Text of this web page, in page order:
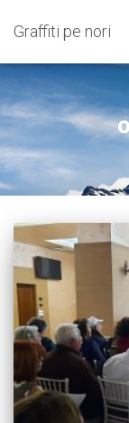
Graffiti pe nori